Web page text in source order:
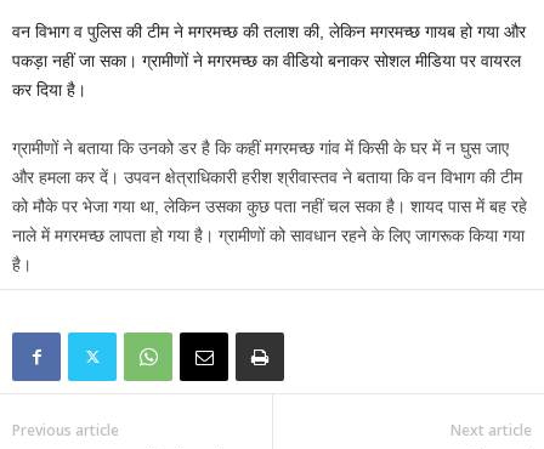
वन विभाग व पुलिस की टीम ने मगरमच्छ की तलाश की, लेकिन मगरमच्छ गायब हो गया और
पकड़ा नहीं जा सका। ग्रामीणों ने मगरमच्छ का वीडियो बनाकर सोशल मीडिया पर वायरल
कर दिया है।
ग्रामीणों ने बताया कि उनको डर है कि कहीं मगरमच्छ गांव में किसी के घर में न घुस जाए
और हमला कर दें। उपवन क्षेत्राधिकारी हरीश श्रीवास्तव ने बताया कि वन विभाग की टीम
को मौके पर भेजा गया था, लेकिन उसका कुछ पता नहीं चल सका है। शायद पास में बह रहे
नाले में मगरमच्छ लापता हो गया है। ग्रामीणों को सावधान रहने के लिए जागरूक किया गया
है।
Previous article Next article